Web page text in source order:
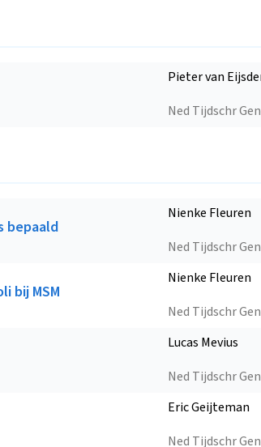
Ned Tijdschr
Pieter van
bepaald
Ned Tijdschr
Nienke Fleuren
bij MSM
Ned Tijdschr
Nienke Fleuren
Ned Tijdschr
Lucas Mevius
Ned Tijdschr
Eric Geijteman